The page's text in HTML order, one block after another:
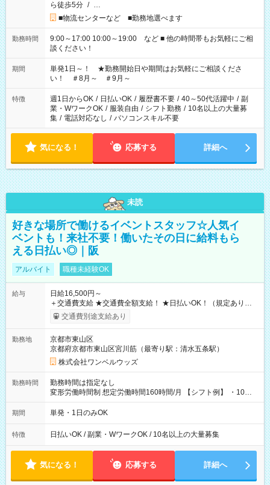
ら徒歩5分 / …
■物流センターなど ■勤務地選べます
勤務時間
9:00～17:00 10:00～19:00 など ■ 他の時間帯もお気軽にご相
談ください！
期間
単発1日～！ ★勤務開始日や期間はお気軽にご相談くださ
い！ ＃8月～ ＃9月～
特徴 週1日からOK / 日払いOK / 履歴書不要 / 40～50代活躍中 / 副
業・WワークOK / 服装自由 / シフト勤務 / 10名以上の大量募
集 / 電話対応なし / パソコンスキル不要
気になる！ 応募する 詳細へ
未読
好きな場所で働けるイベントスタッフ☆人気イ
ベントも！来社不要！働いたその日に給料もら
える日払い◎｜阪
アルバイト 職種未経験OK
給与
日給16,500円～
＋交通費支給 ★交通費全額支給！ ★日払いOK！（規定あり） ┗
働いたその日に現金GET♪ お仕事後はコンビニATMから 日払
交通費別途支給あり
勤務地
京都市東山区
京都府京都市東山区宮川筋（最寄り駅：清水五条駅）
株式会社ワンベルウッズ
勤務時間
勤務時間は指定なし
変形労働時間制 想定労働時間160時間/月 【シフト例】 ・10：
00～20：00
期間 単発・1日のみOK
特徴 日払いOK / 副業・WワークOK / 10名以上の大量募集
気になる！ 応募する 詳細へ